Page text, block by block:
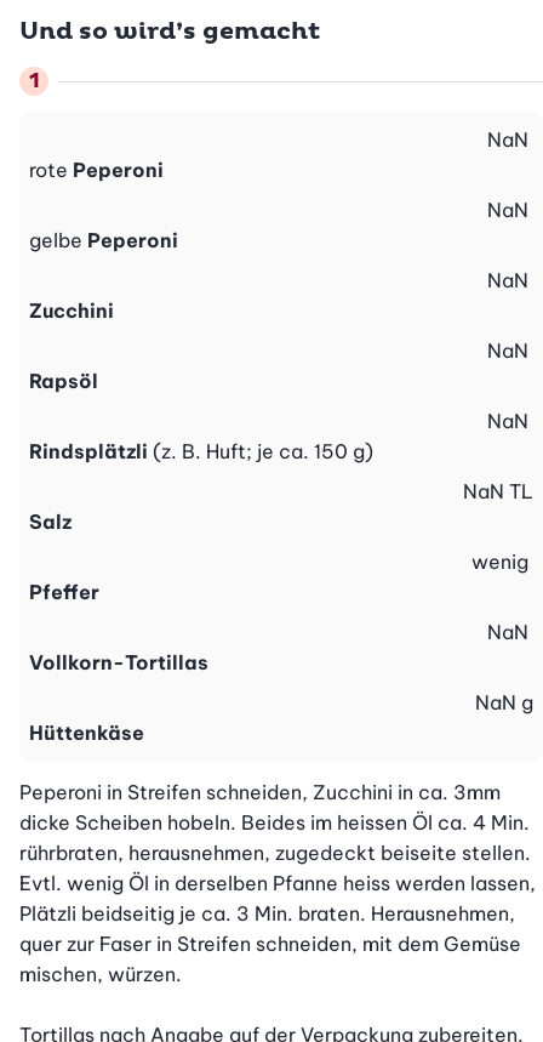
Und so wird’s gemacht
rote Peperoni
NaN
gelbe Peperoni
NaN
Zucchini
NaN
Rapsöl
NaN
Rindsplätzli (z. B. Huft; je ca. 150 g)
NaN
Salz
NaN TL
Pfeffer
wenig
Vollkorn-Tortillas
NaN
Hüttenkäse
NaN g
Peperoni in Streifen schneiden, Zucchini in ca. 3mm
dicke Scheiben hobeln. Beides im heissen Öl ca. 4 Min.
rührbraten, herausnehmen, zugedeckt beiseite stellen.
Evtl. wenig Öl in derselben Pfanne heiss werden lassen,
Plätzli beidseitig je ca. 3 Min. braten. Herausnehmen,
quer zur Faser in Streifen schneiden, mit dem Gemüse
mischen, würzen.
Tortillas nach Angabe auf der Verpackung zubereiten.